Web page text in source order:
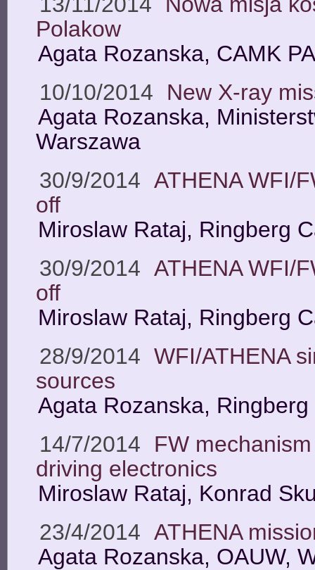
Polakow
Agata Rozanska, CAMK
10/10/2014
New X-ray
Agata Rozanska,
Warszawa
30/9/2014 ATHENA WFI/
off
Miroslaw Rataj, Ringberg
30/9/2014 ATHENA WFI/
off
Miroslaw Rataj, Ringberg
28/9/2014 WFI/ATHENA
sources
Agata Rozanska,
14/7/2014
FW
driving electronics
Miroslaw Rataj, Konrad
23/4/2014 ATHENA
Agata Rozanska, OAUW,